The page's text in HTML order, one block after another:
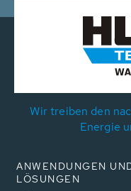
Wir treiben den
Energie
ANWENDUNGEN
LÖSUNGEN